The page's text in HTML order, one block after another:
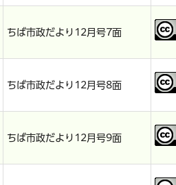
ちば市政だより12月号7面
ちば市政だより12月号8面
ちば市政だより12月号9面